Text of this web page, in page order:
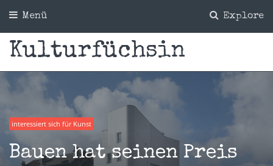
Explore
Menü
Kulturfüchsin
interessiert sich für Kunst
Bauen hat seinen Preis